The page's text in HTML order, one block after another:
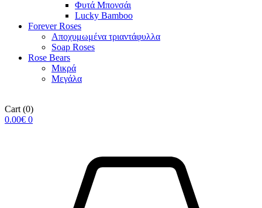
Φυτά Μπονσάι
Lucky Bamboo
Forever Roses
Αποχυμωμένα τριαντάφυλλα
Soap Roses
Rose Βears
Μικρά
Μεγάλα
Cart (0)
0.00€ 0